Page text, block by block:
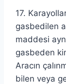
17.
gasbedilen
maddesi
gasbeden
Aracın
bilen veya